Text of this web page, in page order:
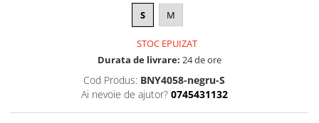
S M
STOC EPUIZAT
Durata de livrare: 24 de ore
Cod Produs: BNY4058-negru-S
Ai nevoie de ajutor? 0745431132